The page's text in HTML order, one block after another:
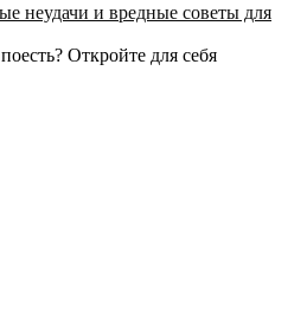
неудачи и вредные советы для
Откройте для себя